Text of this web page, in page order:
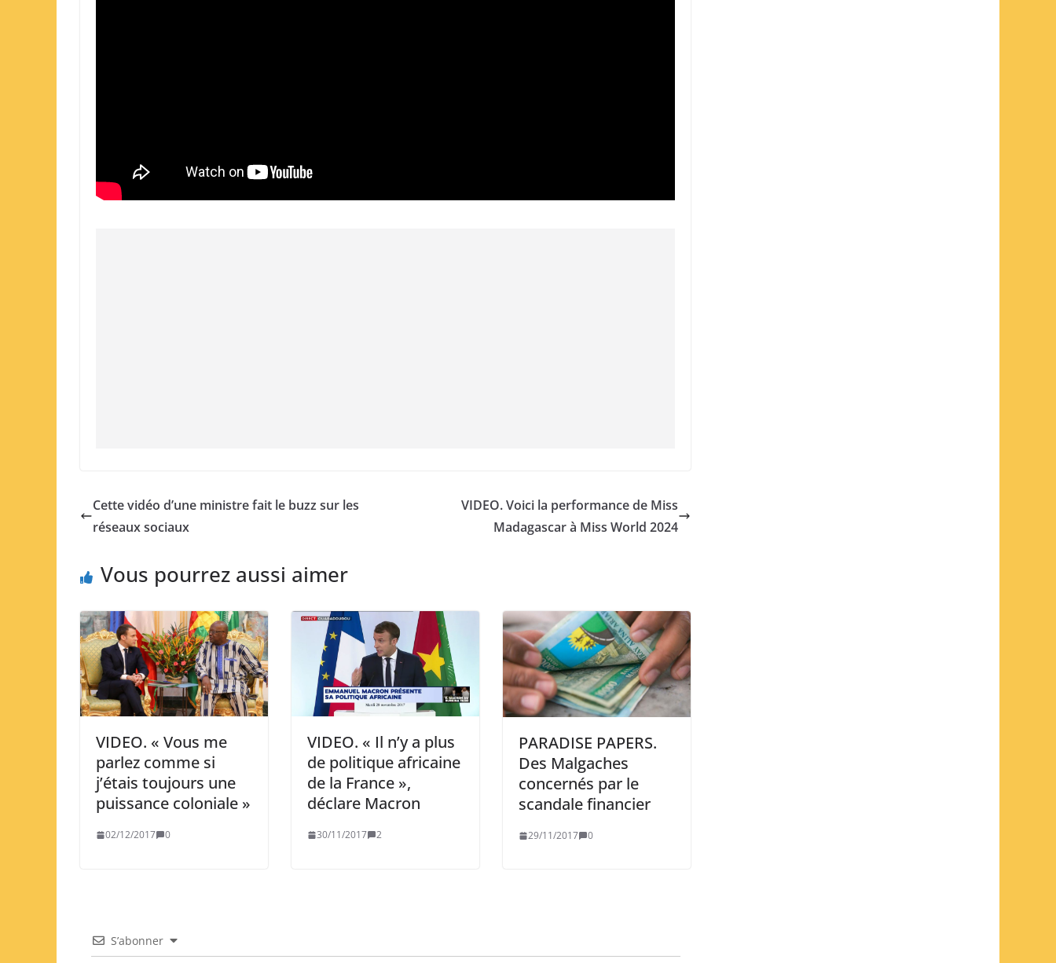
Cette vidéo d’une ministre fait le buzz sur les
réseaux sociaux
VIDEO. Voici la performance de Miss
Madagascar à Miss World 2024
Vous pourrez aussi aimer
VIDEO. « Vous me
parlez comme si
j’étais toujours une
puissance coloniale »
02/12/2017 0
VIDEO. « Il n’y a plus
de politique africaine
de la France »,
déclare Macron
30/11/2017 2
PARADISE PAPERS.
Des Malgaches
concernés par le
scandale financier
29/11/2017 0
S’abonner